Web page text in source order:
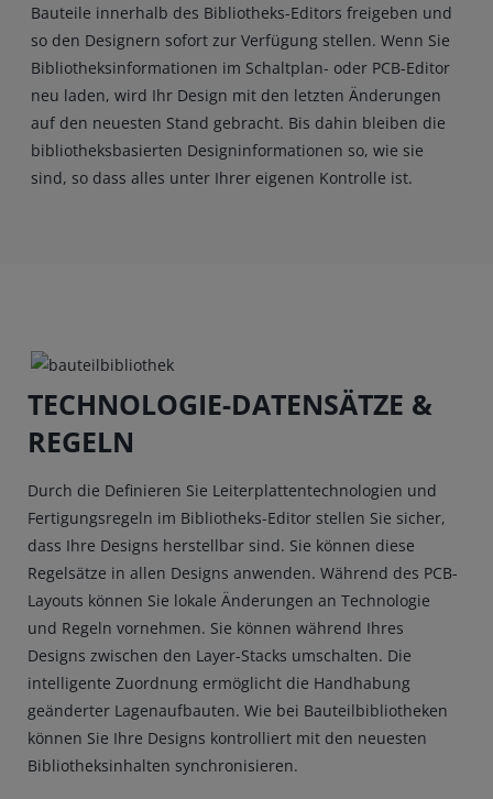
Bauteile innerhalb des Bibliotheks-Editors freigeben und
so den Designern sofort zur Verfügung stellen. Wenn Sie
Bibliotheksinformationen im Schaltplan- oder PCB-Editor
neu laden, wird Ihr Design mit den letzten Änderungen
auf den neuesten Stand gebracht. Bis dahin bleiben die
bibliotheksbasierten Designinformationen so, wie sie
sind, so dass alles unter Ihrer eigenen Kontrolle ist.
TECHNOLOGIE-DATENSÄTZE &
REGELN
Durch die Definieren Sie Leiterplattentechnologien und
Fertigungsregeln im Bibliotheks-Editor stellen Sie sicher,
dass Ihre Designs herstellbar sind. Sie können diese
Regelsätze in allen Designs anwenden. Während des PCB-
Layouts können Sie lokale Änderungen an Technologie
und Regeln vornehmen. Sie können während Ihres
Designs zwischen den Layer-Stacks umschalten. Die
intelligente Zuordnung ermöglicht die Handhabung
geänderter Lagenaufbauten. Wie bei Bauteilbibliotheken
können Sie Ihre Designs kontrolliert mit den neuesten
Bibliotheksinhalten synchronisieren.